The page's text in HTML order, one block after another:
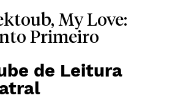
My Love:
Primeiro
de Leitura